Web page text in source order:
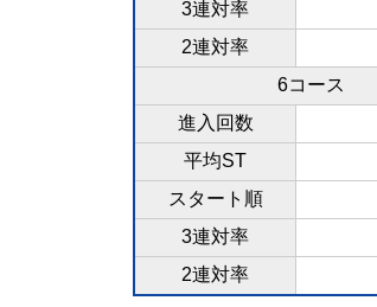
3連対率
2連対率
6コース
進入回数
平均ST
スタート順
3連対率
2連対率